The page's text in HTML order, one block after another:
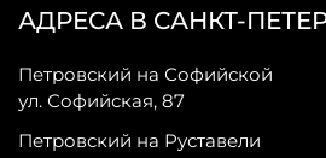
АДРЕСА В САНКТ-
Петровский на Софийской
ул. Софийская, 87
Петровский на Руставели